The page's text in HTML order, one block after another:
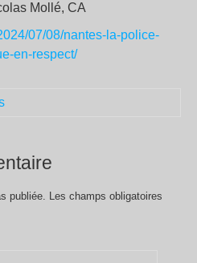
Mollé, CA
07/08/nantes-la-police-
en-respect/
publiée. Les champs obligatoires